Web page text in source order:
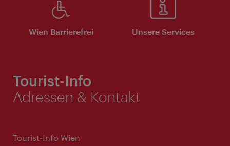
Wien Barrierefrei Unsere Services
Tourist-Info
Adressen & Kontakt
Tourist-Info Wien